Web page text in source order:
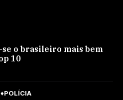
o brasileiro mais bem
10
♦POLÍCIA